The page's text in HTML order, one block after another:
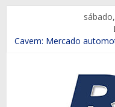
contenido
Chile es el primer
Salfa suma vehículos
Samex amplía su red